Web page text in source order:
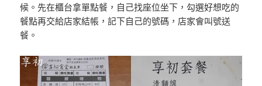
候。先在櫃台拿單點餐，自己找座位坐下，勾選好想吃的
餐點再交給店家結帳，記下自己的號碼，店家會叫號送
餐。